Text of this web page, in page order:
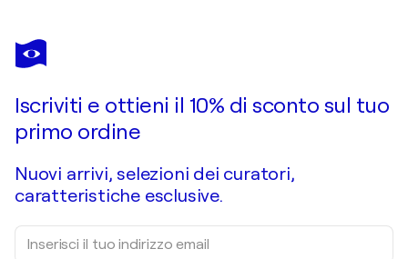
NATALIA MIASNIKOVA
The road to a cozy home
Iscriviti e ottieni il 10% di sconto sul tuo
primo ordine
Nuovi arrivi, selezioni dei curatori,
caratteristiche esclusive.